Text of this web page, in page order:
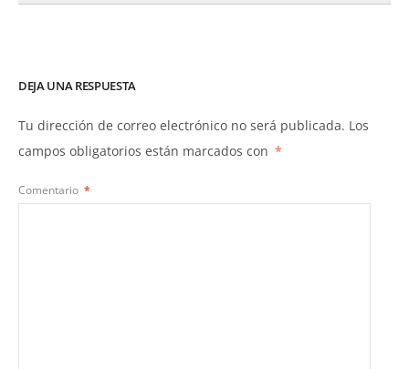
DEJA UNA RESPUESTA
Tu dirección de correo electrónico no será publicada. Los
campos obligatorios están marcados con *
Comentario *